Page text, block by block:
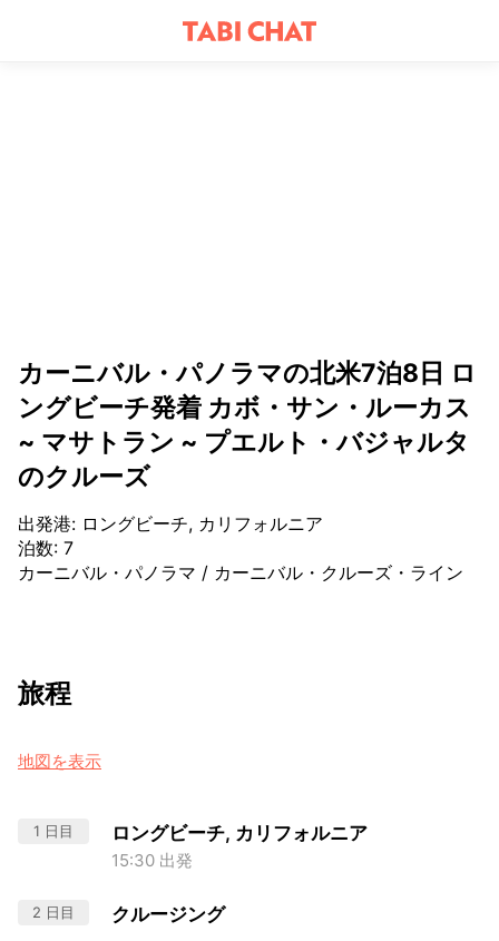
カーニバル・パノラマの北米7泊8日 ロ
ングビーチ発着 カボ・サン・ルーカス
~ マサトラン ~ プエルト・バジャルタ
のクルーズ
出発港: ロングビーチ, カリフォルニア
泊数: 7
カーニバル・パノラマ / カーニバル・クルーズ・ライン
旅程
地図を表示
1 日目 ロングビーチ, カリフォルニア
15:30 出発
2 日目 クルージング